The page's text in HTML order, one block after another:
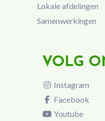
Lokale afdelingen
Samenwerkingen
VOLG
Instagram
Facebook
Youtube